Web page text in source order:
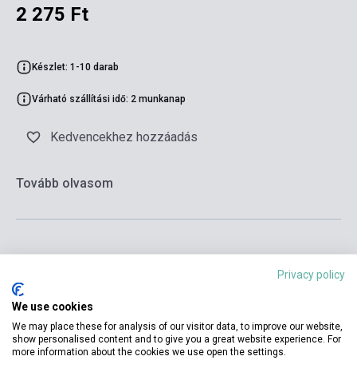
2 275 Ft
Készlet: 1-10 darab
Várható szállítási idő: 2 munkanap
Kedvencekhez hozzáadás
Tovább olvasom
Kosárba
Privacy policy
We use cookies
We may place these for analysis of our visitor data, to improve our website,
show personalised content and to give you a great website experience. For
more information about the cookies we use open the settings.